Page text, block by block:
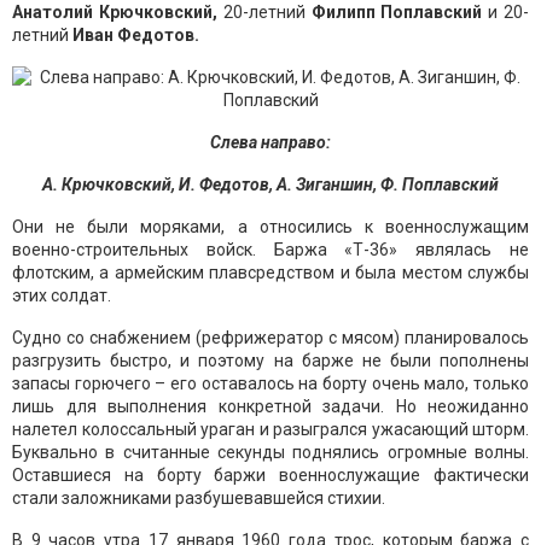
Анатолий Крючковский, 20-летний Филипп Поплавскийи 20-
летний Иван Федотов.
Слева направо:
А. Крючковский, И. Федотов, А. Зиганшин, Ф. Поплавский
Они не были моряками, а относились к военнослужащим
военно-строительных войск. Баржа «Т-36» являлась не
флотским, а армейским плавсредством и была местом службы
этих солдат.
Судно со снабжением (рефрижератор с мясом) планировалось
разгрузить быстро, и поэтому на барже не были пополнены
запасы горючего – его оставалось на борту очень мало, только
лишь для выполнения конкретной задачи. Но неожиданно
налетел колоссальный ураган и разыгрался ужасающий шторм.
Буквально в считанные секунды поднялись огромные волны.
Оставшиеся на борту баржи военнослужащие фактически
стали заложниками разбушевавшейся стихии.
В 9 часов утра 17 января 1960 года трос, которым баржа с